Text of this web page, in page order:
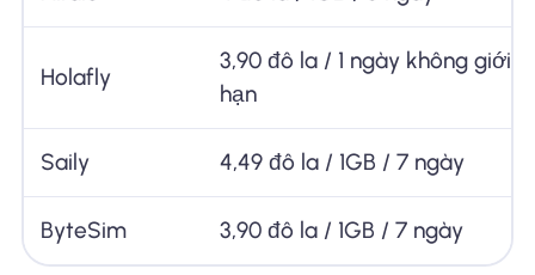
Holafly
3,90 đô la / 1 ngày không giới
hạn
Saily 4,49 đô la / 1GB / 7 ngày
ByteSim 3,90 đô la / 1GB / 7 ngày